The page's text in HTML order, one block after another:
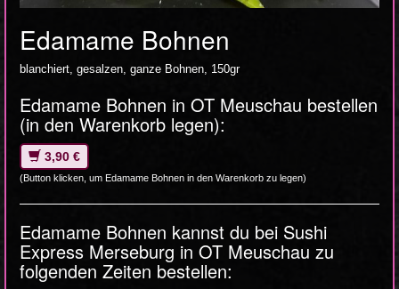
Edamame Bohnen
blanchiert, gesalzen, ganze Bohnen, 150gr
Edamame Bohnen in OT Meuschau bestellen
(in den Warenkorb legen):
3,90 €
(Button klicken, um Edamame Bohnen in den Warenkorb zu legen)
Edamame Bohnen kannst du bei Sushi
Express Merseburg in OT Meuschau zu
folgenden Zeiten bestellen: